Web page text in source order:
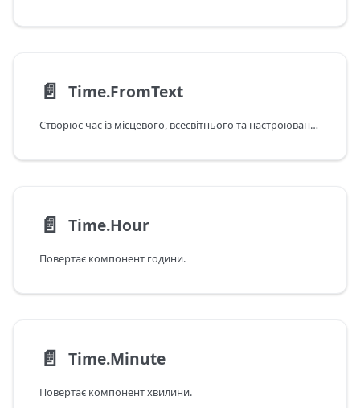
📄️ Time.FromText
Створює час із місцевого, всесвітнього та настроюваного форматів часу.
📄️ Time.Hour
Повертає компонент години.
📄️ Time.Minute
Повертає компонент хвилини.